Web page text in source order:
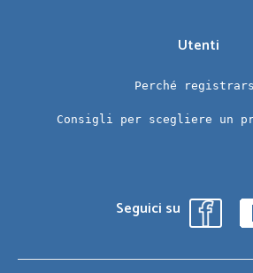
Utenti
Perché
Consigli per scegliere un
Seguici su